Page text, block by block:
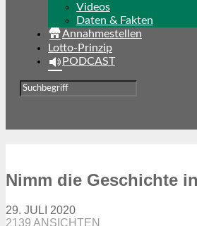
Videos
Daten & Fakten
Annahmestellen
Lotto-Prinzip
PODCAST
Nimm die Geschichte
29. JULI 2020
2139 ANSICHTEN